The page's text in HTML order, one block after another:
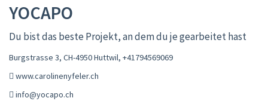
YOCAPO
Du bist das beste Projekt, an dem du je gearbeitet hast
Burgstrasse 3, CH-4950 Huttwil, +41794569069
www.carolinenyfeler.ch
info@yocapo.ch